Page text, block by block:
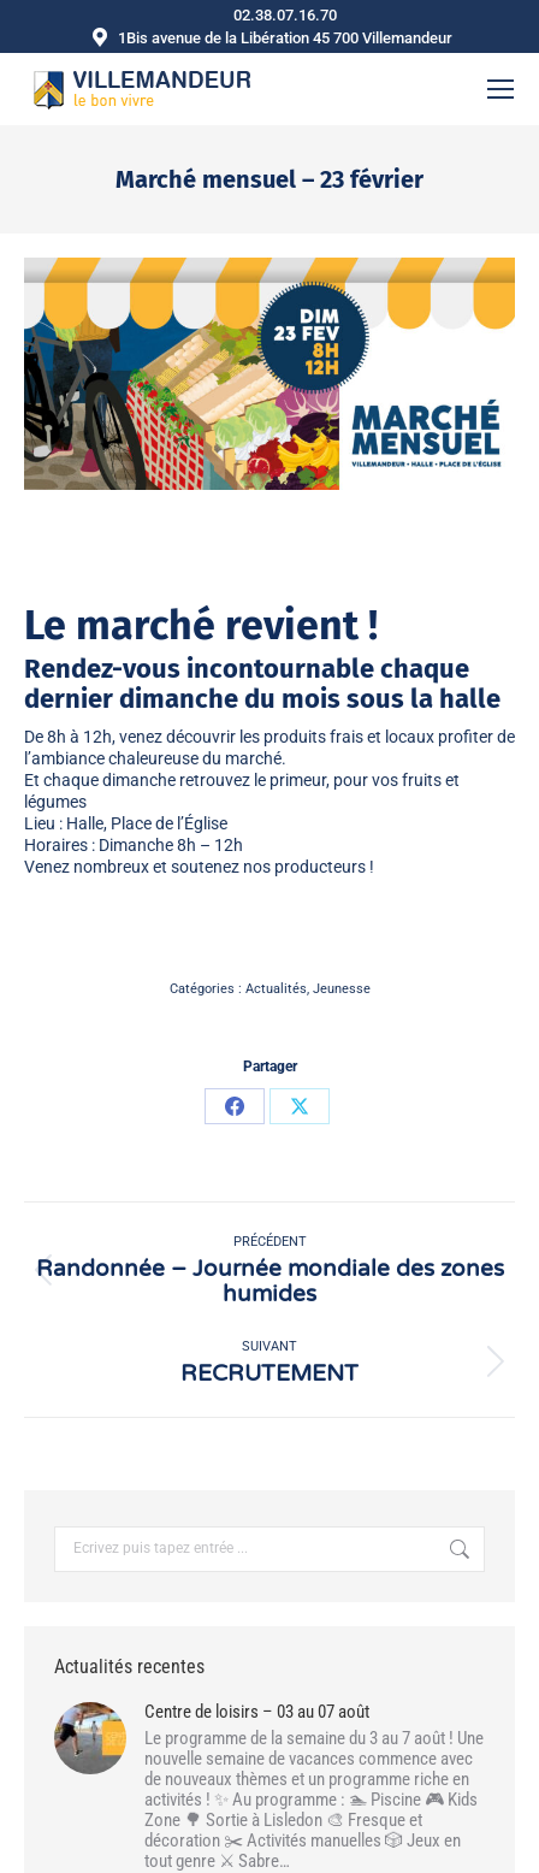
02.38.07.16.70
1Bis avenue de la Libération 45 700 Villemandeur
Marché mensuel – 23 février
Le marché revient !
Rendez-vous incontournable chaque
dernier dimanche du mois sous la halle
De 8h à 12h, venez découvrir les produits frais et locaux profiter de
l’ambiance chaleureuse du marché.
Et chaque dimanche retrouvez le primeur, pour vos fruits et
légumes
Lieu : Halle, Place de l’Église
Horaires : Dimanche 8h – 12h
Venez nombreux et soutenez nos producteurs !
Catégories : Actualités Jeunesse
Partager
PartagerPartager
article
PRÉCÉDENT
Article
précédent
Randonnée – Journée mondiale des zones
humides
SUIVANT
Article
RECRUTEMENT
Actualités recentes
Centre de loisirs – 03 au 07 août
Le programme de la semaine du 3 au 7 août ! Une
nouvelle semaine de vacances commence avec
de nouveaux thèmes et un programme riche en
activités ! ✨ Au programme : 🏊 Piscine 🎮 Kids
Zone 🌳 Sortie à Lisledon 🎨 Fresque et
décoration ✂️ Activités manuelles 🎲 Jeux en
tout genre ⚔️ Sabre…